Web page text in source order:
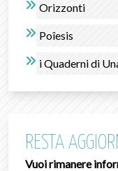
Orizzonti
Poîesis
i Quaderni di
RESTA
Vuoi rimanere